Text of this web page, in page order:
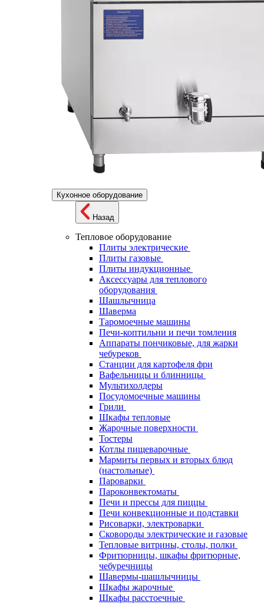
Кухонное оборудование
Назад
Тепловое оборудование
Плиты электрические
Плиты газовые
Плиты индукционные
Аксессуары для теплового
оборудования
Шашлычница
Шаверма
Таромоечные машины
Печи-коптильни и печи томления
Аппараты пончиковые, для жарки
чебуреков
Станции для картофеля фри
Вафельницы и блинницы
Мультихолдеры
Посудомоечные машины
Грили
Шкафы тепловые
Жарочные поверхности
Тостеры
Котлы пищеварочные
Мармиты первых и вторых блюд
(настольные)
Пароварки
Пароконвектоматы
Печи и прессы для пиццы
Печи конвекционные и подставки
Рисоварки, электроварки
Сковороды электрические и газовые
Тепловые витрины, столы, полки
Фритюрницы, шкафы фритюрные,
чебуречницы
Шавермы-шашлычницы
Шкафы жарочные
Шкафы расстоечные